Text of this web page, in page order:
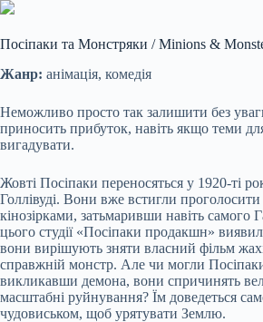
Посіпаки та Монстряки / Minions &
Жанр: анімація, комедія
Неможливо просто так залишити без
приносить прибуток, навіть якщо теми
вигадувати.
Жовті Посіпаки переносяться у 1920-ті
Голлівуді. Вони вже встигли
кінозірками, затьмаривши навіть самого
цього студії «Посіпаки продакшн»
вони вирішують зняти власний фільм
справжній монстр. Але чи могли
викликавши демона, вони спричинять
масштабні руйнування? Їм доведеться
чудовиськом, щоб урятувати Землю.